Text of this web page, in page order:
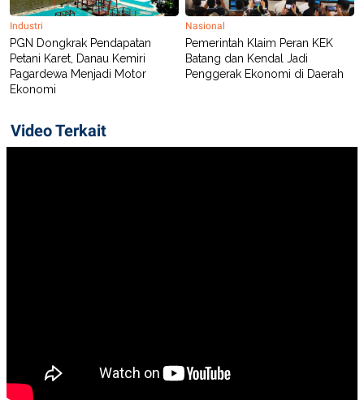
Industri
PGN Dongkrak Pendapatan
Petani Karet, Danau Kemiri
Pagardewa Menjadi Motor
Ekonomi
Nasional
Pemerintah Klaim Peran KEK
Batang dan Kendal Jadi
Penggerak Ekonomi di Daerah
Video Terkait